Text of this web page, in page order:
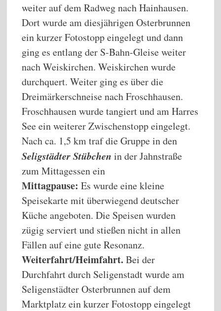
weiter auf dem Radweg nach Hainhausen.
Dort wurde am diesjährigen Osterbrunnen
ein kurzer Fotostopp eingelegt und dann
ging es entlang der S-Bahn-Gleise weiter
nach Weiskirchen. Weiskirchen wurde
durchquert. Weiter ging es über die
Dreimärkerschneise nach Froschhausen.
Froschhausen wurde tangiert und am Harres
See ein weiterer Zwischenstopp eingelegt.
Nach ca. 1,5 km traf die Gruppe in den
Seligstädter Stübchen in der Jahnstraße
zum Mittagessen ein
Mittagpause: Es wurde eine kleine
Speisekarte mit überwiegend deutscher
Küche angeboten. Die Speisen wurden
zügig serviert und stießen nicht in allen
Fällen auf eine gute Resonanz.
Weiterfahrt/Heimfahrt. Bei der
Durchfahrt durch Seligenstadt wurde am
Seligenstädter Osterbrunnen auf dem
Marktplatz ein kurzer Fotostopp eingelegt